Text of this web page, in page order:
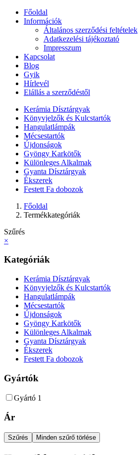
Főoldal
Információk
Általános szerződési feltételek
Adatkezelési tájékoztató
Impresszum
Kapcsolat
Blog
Gyik
Hírlevél
Elállás a szerződéstől
Kerámia Dísztárgyak
Könyvjelzők és Kulcstartók
Hangulatlámpák
Mécsestartók
Újdonságok
Gyöngy Karkötők
Különleges Alkalmak
Gyanta Dísztárgyak
Ékszerek
Festett Fa dobozok
Főoldal
Termékkategóriák
Szűrés
×
Kategóriák
Kerámia Dísztárgyak
Könyvjelzők és Kulcstartók
Hangulatlámpák
Mécsestartók
Újdonságok
Gyöngy Karkötők
Különleges Alkalmak
Gyanta Dísztárgyak
Ékszerek
Festett Fa dobozok
Gyártók
Gyártó 1
Ár
Szűrés Minden szűrő törlése